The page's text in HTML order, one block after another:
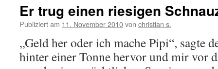
Er trug einen riesigen
Publiziert am 11. November 2010von christian s.
„Geld her oder ich mache Pipi“, sagte
hinter einer Tonne hervor und mir vor